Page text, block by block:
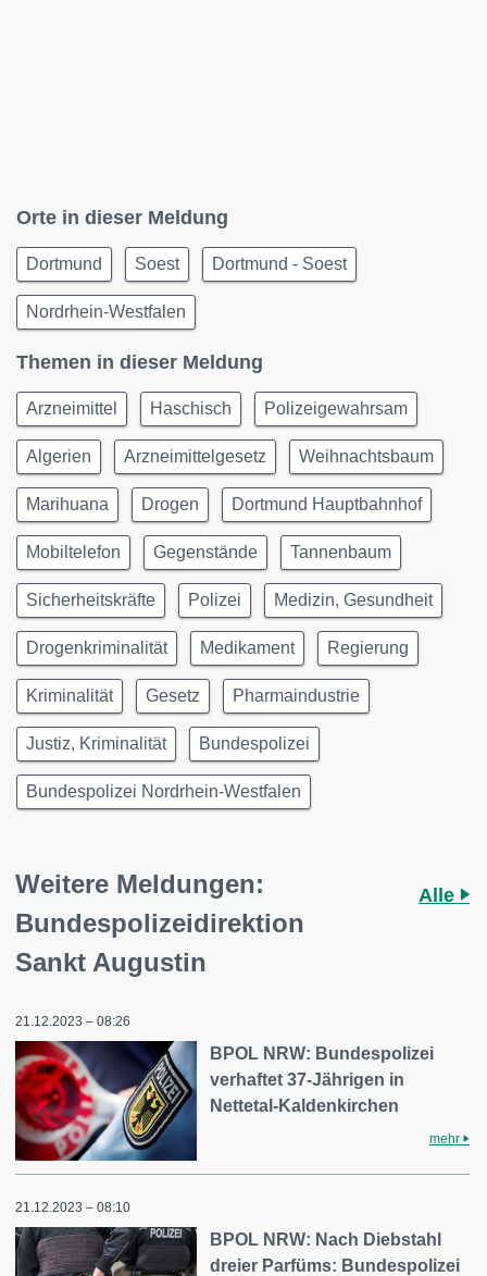
Orte in dieser Meldung
Dortmund Soest Dortmund - Soest
Nordrhein-Westfalen
Themen in dieser Meldung
Arzneimittel Haschisch Polizeigewahrsam
Algerien Arzneimittelgesetz Weihnachtsbaum
Marihuana Drogen Dortmund Hauptbahnhof
Mobiltelefon Gegenstände Tannenbaum
Sicherheitskräfte Polizei Medizin, Gesundheit
Drogenkriminalität Medikament Regierung
Kriminalität Gesetz Pharmaindustrie
Justiz, Kriminalität Bundespolizei
Bundespolizei Nordrhein-Westfalen
Weitere Meldungen:
Bundespolizeidirektion
Sankt Augustin
Alle
21.12.2023 – 08:26
BPOL NRW: Bundespolizei
verhaftet 37-Jährigen in
Nettetal-Kaldenkirchen
mehr
21.12.2023 – 08:10
BPOL NRW: Nach Diebstahl
dreier Parfüms: Bundespolizei